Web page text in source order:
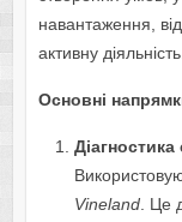
навантаження,
активну
Основні
Vineland. Це